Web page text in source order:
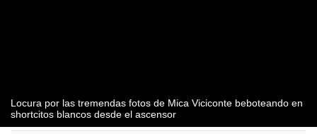
Locura por las tremendas fotos de Mica Viciconte beboteando en
shortcitos blancos desde el ascensor